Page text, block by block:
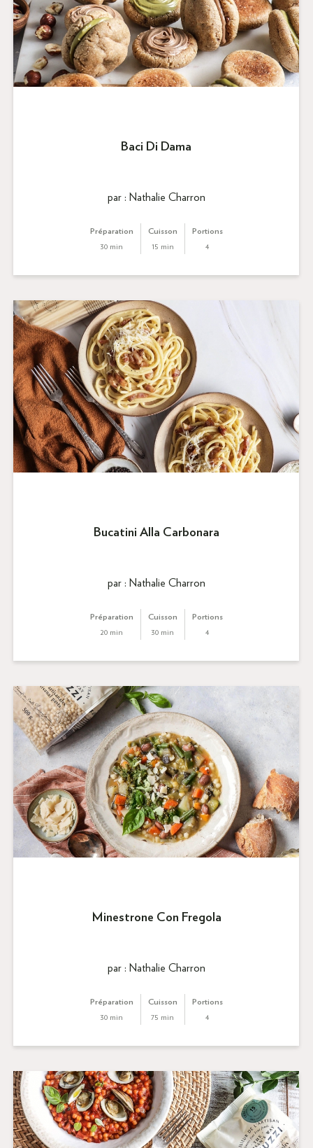
Baci Di Dama
par : Nathalie Charron
Préparation
30 min
Cuisson
15 min
Portions
4
Bucatini Alla Carbonara
par : Nathalie Charron
Préparation
20 min
Cuisson
30 min
Portions
4
Minestrone Con Fregola
par : Nathalie Charron
Préparation
30 min
Cuisson
75 min
Portions
4